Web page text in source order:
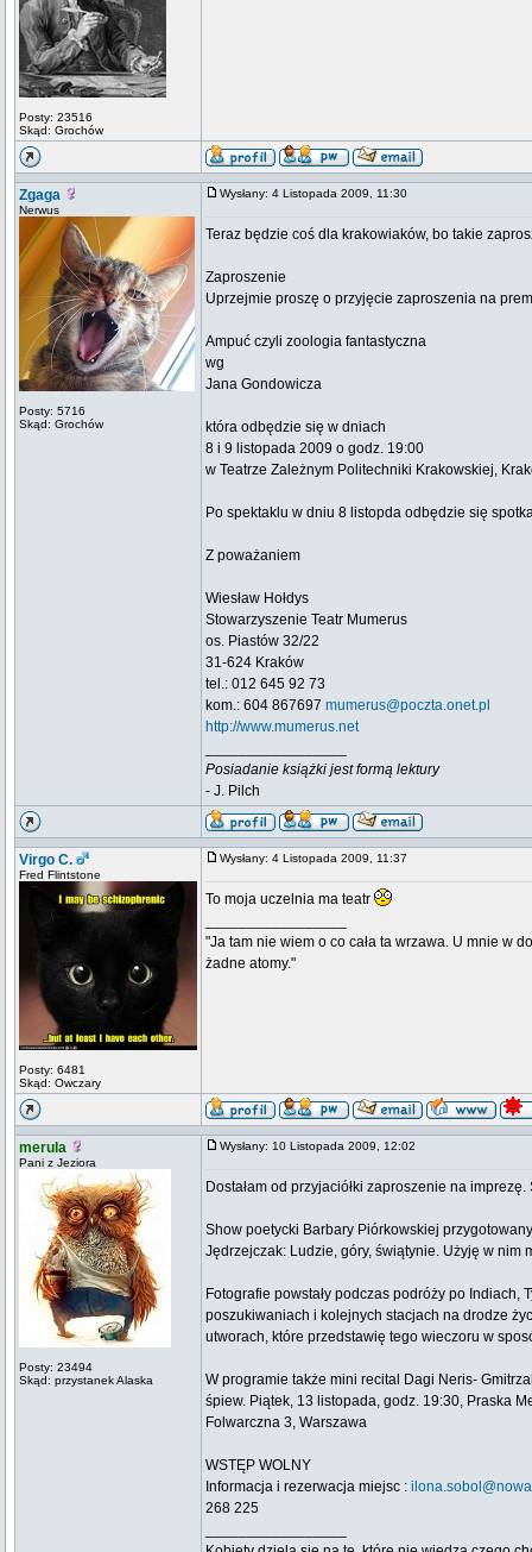
Posty: 23516
Skąd: Grochów
Zgaga
Nerwus
Posty: 5716
Skąd: Grochów
Wysłany: 4 Listopada 2009, 11:30
Teraz będzie coś dla krakowiaków, bo takie
Zaproszenie
Uprzejmie proszę o przyjęcie zaproszenia na
Ampuć czyli zoologia fantastyczna
wg
Jana Gondowicza
która odbędzie się w dniach
8 i 9 listopada 2009 o godz. 19:00
w Teatrze Zależnym Politechniki Krakowskiej,
Po spektaklu w dniu 8 listopda odbędzie się
Z poważaniem
Wiesław Hołdys
Stowarzyszenie Teatr Mumerus
os. Piastów 32/22
31-624 Kraków
tel.: 012 645 92 73
kom.: 604 867697 mumerus@poczta.onet.pl
http://www.mumerus.net
Posiadanie książki jest formą lektury
- J. Pilch
Virgo C.
Fred Flintstone
Posty: 6481
Skąd: Owczary
Wysłany: 4 Listopada 2009, 11:37
To moja uczelnia ma teatr
"Ja tam nie wiem o co cała ta wrzawa. U mnie w
żadne atomy."
merula
Pani z Jeziora
Posty: 23494
Skąd: przystanek Alaska
Wysłany: 10 Listopada 2009, 12:02
Dostałam od przyjaciółki zaproszenie na
Show poetycki Barbary Piórkowskiej
Jędrzejczak: Ludzie, góry, świątynie. Użyję w nim
Fotografie powstały podczas podróży po
poszukiwaniach i kolejnych stacjach na drodze
utworach, które przedstawię tego wieczoru w
W programie także mini recital Dagi Neris-
śpiew. Piątek, 13 listopada, godz. 19:30, Praska
Folwarczna 3, Warszawa
WSTĘP WOLNY
Informacja i rezerwacja miejsc :
268 225